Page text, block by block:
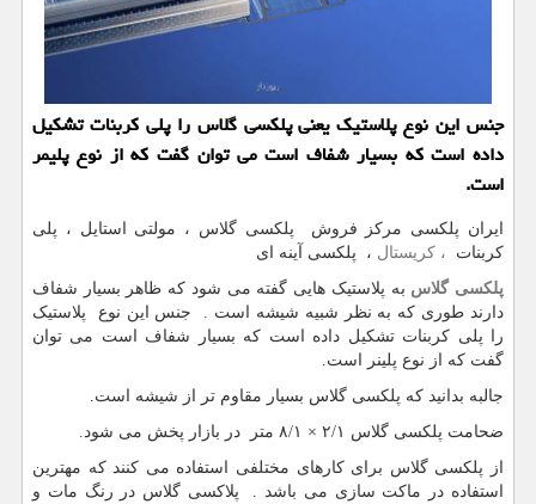
جنس این نوع پلاستیك یعنی پلكسی گلاس را پلی كربنات تشكیل
داده است كه بسیار شفاف است می توان گفت كه از نوع پلیمر
است.
ایران پلکسی مرکز فروش پلکسی گلاس ، مولتی استایل ، پلی
کربنات ، کریستال ، پلکسی آینه ای
پلکسی گلاس به پلاستیک هایی گفته می شود که ظاهر بسیار شفاف
دارند طوری که به نظر شبیه شیشه است . جنس این نوع پلاستیک
را پلی کربنات تشکیل داده است که بسیار شفاف است می توان
گفت که از نوع پلینر است.
جالبه بدانید که پلکسی گلاس بسیار مقاوم تر از شیشه است.
ضحامت پلکسی گلاس ۲/۱ × ۸/۱ متر در بازار پخش می شود.
از پلکسی گلاس برای کارهای مختلفی استفاده می کنند که مهترین
استفاده در ماکت سازی می باشد . پلاکسی گلاس در رنگ مات و